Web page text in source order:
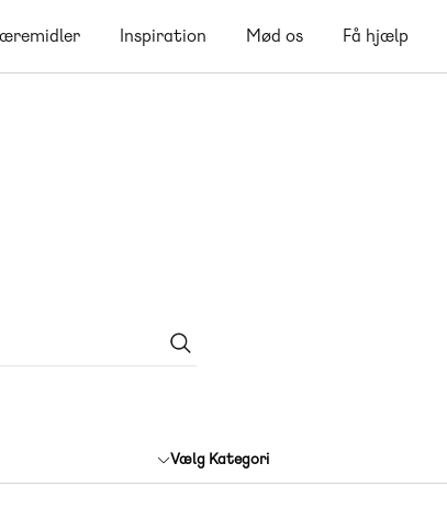
Inspiration Mød os Få hjælp
Vælg Kategori